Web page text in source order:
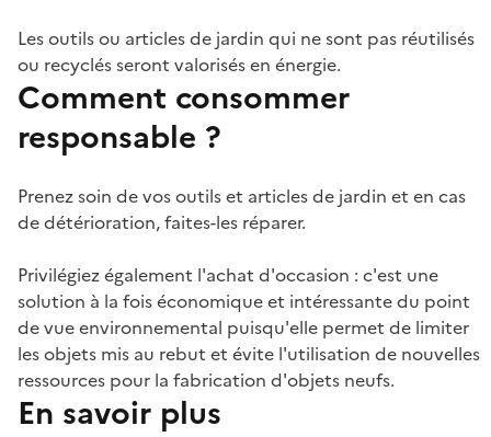
Les outils ou articles de jardin qui ne sont pas réutilisés
ou recyclés seront valorisés en énergie.
Comment consommer
responsable ?
Prenez soin de vos outils et articles de jardin et en cas
de détérioration, faites-les réparer.
Privilégiez également l'achat d'occasion : c'est une
solution à la fois économique et intéressante du point
de vue environnemental puisqu'elle permet de limiter
les objets mis au rebut et évite l'utilisation de nouvelles
ressources pour la fabrication d'objets neufs.
En savoir plus